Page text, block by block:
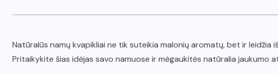
Natūralūs namų kvapikliai ne tik suteikia malonių aromatų, bet ir leidžia
Pritaikykite šias idėjas savo namuose ir mėgaukitės natūralia jaukumo